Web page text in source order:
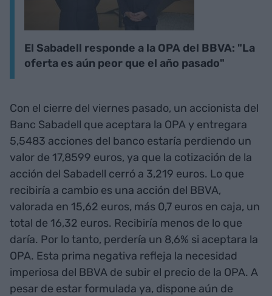
El Sabadell responde a la OPA del BBVA: "La
oferta es aún peor que el año pasado"
Con el cierre del viernes pasado, un accionista del
Banc Sabadell que aceptara la OPA y entregara
5,5483 acciones del banco estaría perdiendo un
valor de 17,8599 euros, ya que la cotización de la
acción del Sabadell cerró a 3,219 euros. Lo que
recibiría a cambio es una acción del BBVA,
valorada en 15,62 euros, más 0,7 euros en caja, un
total de 16,32 euros. Recibiría menos de lo que
daría. Por lo tanto, perdería un 8,6% si aceptara la
OPA. Esta prima negativa refleja la necesidad
imperiosa del BBVA de subir el precio de la OPA. A
pesar de estar formulada ya, dispone aún de